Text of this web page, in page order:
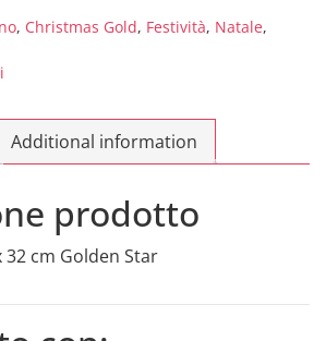
, Christmas Gold, Festività, Natale,
Additional information
prodotto
cm Golden Star